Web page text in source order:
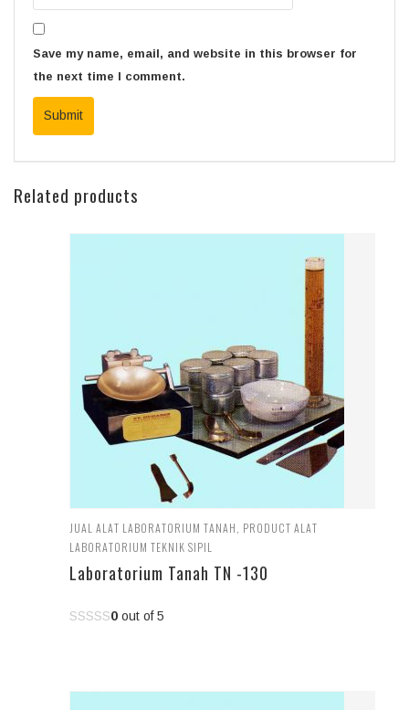
Save my name, email, and website in this browser for
the next time I comment.
Related products
JUAL ALAT LABORATORIUM TANAH PRODUCT ALAT
LABORATORIUM TEKNIK SIPIL
Laboratorium Tanah TN -130
0 out of 5